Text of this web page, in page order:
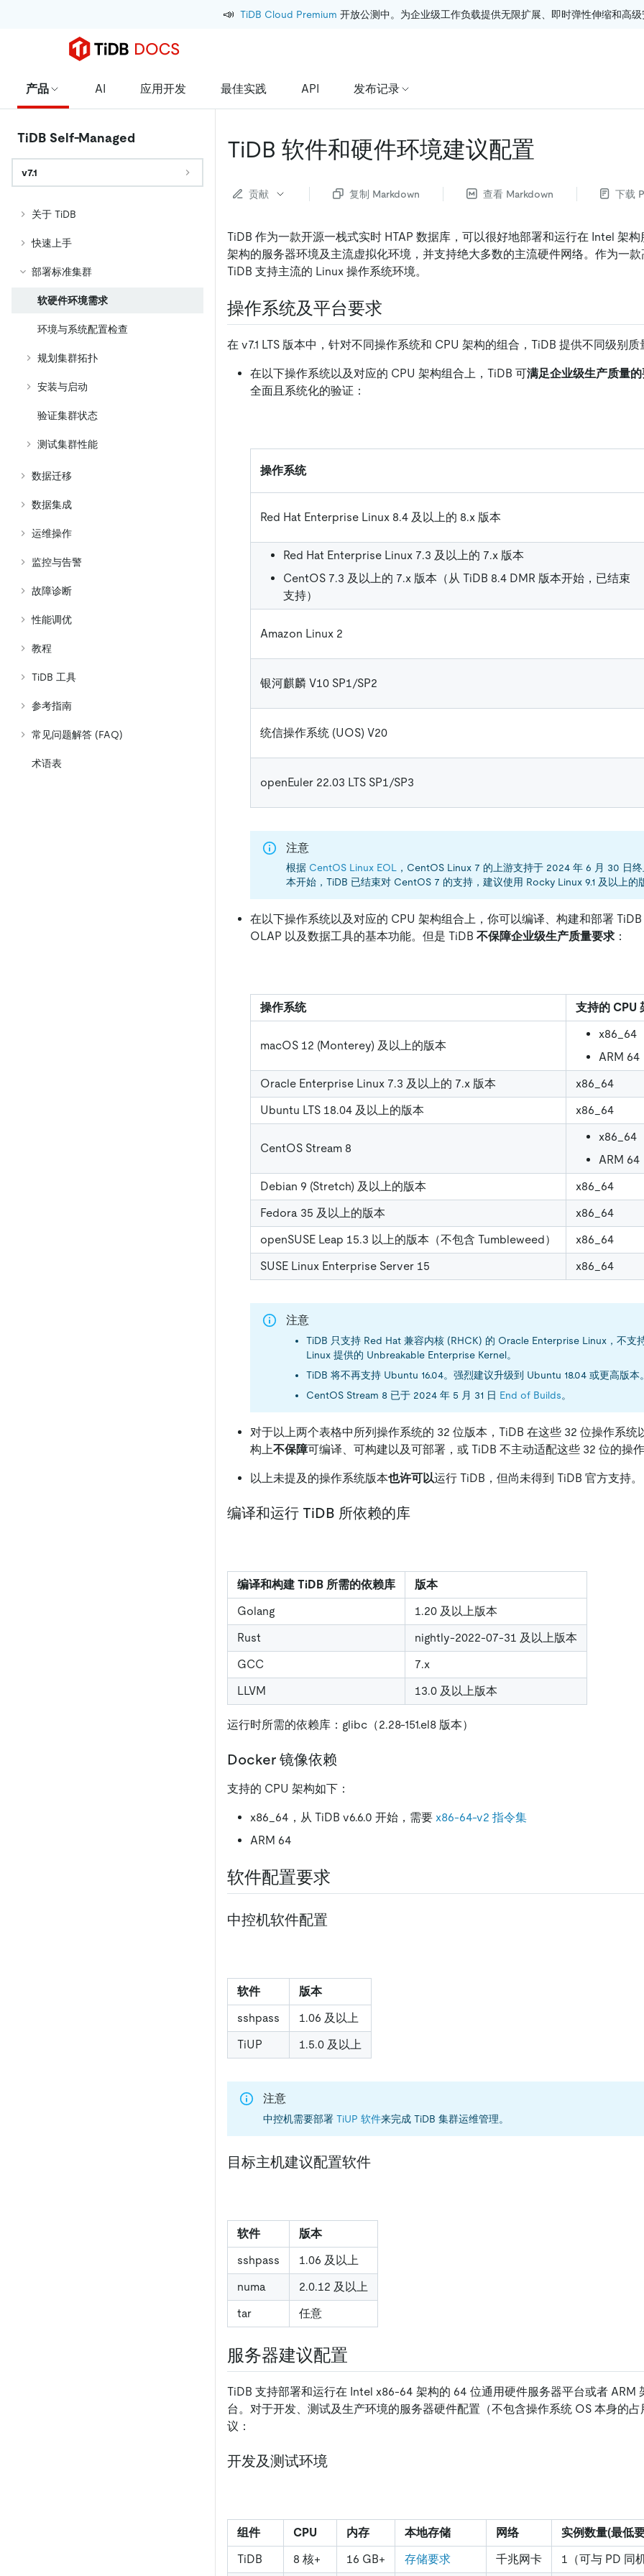
📣 TiDB Cloud Premium 开放公测中。为企业级工作负载提供无限扩展、即时弹性伸缩和高
产品 AI 应用开发 最佳实践 API 发布记录
TiDB Self-Managed
v7.1
关于 TiDB
快速上手
部署标准集群
软硬件环境需求
环境与系统配置检查
规划集群拓扑
安装与启动
验证集群状态
测试集群性能
数据迁移
数据集成
运维操作
监控与告警
故障诊断
性能调优
教程
TiDB 工具
参考指南
常见问题解答 (FAQ)
术语表
TiDB 软件和硬件环境建议配置
贡献 复制 Markdown 查看 Markdown 下载
TiDB 作为一款开源一栈式实时 HTAP 数据库，可以很好地部署和运行在 Intel 架
架构的服务器环境及主流虚拟化环境，并支持绝大多数的主流硬件网络。作为一
TiDB 支持主流的 Linux 操作系统环境。
操作系统及平台要求
在 v7.1 LTS 版本中，针对不同操作系统和 CPU 架构的组合，TiDB 提供不同级别
在以下操作系统以及对应的 CPU 架构组合上，TiDB 可满足企业级生产质量
全面且系统化的验证：
操作系统
Red Hat Enterprise Linux 8.4 及以上的 8.x 版本
Red Hat Enterprise Linux 7.3 及以上的 7.x 版本
CentOS 7.3 及以上的 7.x 版本（从 TiDB 8.4 DMR 版本开始，已结束
支持）
Amazon Linux 2
银河麒麟 V10 SP1/SP2
统信操作系统 (UOS) V20
openEuler 22.03 LTS SP1/SP3
注意
根据 CentOS Linux EOL ，CentOS Linux 7 的上游支持于 2024 年 6 月 30 日
本开始，TiDB 已结束对 CentOS 7 的支持，建议使用 Rocky Linux 9.1 及以上的
在以下操作系统以及对应的 CPU 架构组合上，你可以编译、构建和部署
OLAP 以及数据工具的基本功能。但是 TiDB 不保障企业级生产质量要求 ：
操作系统 支持的 CPU
macOS 12 (Monterey) 及以上的版本
x86_64
ARM 64
Oracle Enterprise Linux 7.3 及以上的 7.x 版本
x86_64
Ubuntu LTS 18.04 及以上的版本
x86_64
CentOS Stream 8
x86_64
ARM 64
Debian 9 (Stretch) 及以上的版本
x86_64
Fedora 35 及以上的版本
x86_64
openSUSE Leap 15.3 以上的版本（不包含 Tumbleweed）
x86_64
SUSE Linux Enterprise Server 15
x86_64
注意
TiDB 只支持 Red Hat 兼容内核 (RHCK) 的 Oracle Enterprise Linux，不支
Linux 提供的 Unbreakable Enterprise Kernel。
TiDB 将不再支持 Ubuntu 16.04。强烈建议升级到 Ubuntu 18.04 或更高版本
CentOS Stream 8 已于 2024 年 5 月 31 日 End of Builds。
对于以上两个表格中所列操作系统的 32 位版本，TiDB 在这些 32 位操作系统
构上不保障可编译、可构建以及可部署，或 TiDB 不主动适配这些 32 位的操
以上未提及的操作系统版本也许可以运行 TiDB，但尚未得到 TiDB 官方支持。
编译和运行 TiDB 所依赖的库
编译和构建 TiDB 所需的依赖库
版本
Golang
1.20 及以上版本
Rust
nightly-2022-07-31 及以上版本
GCC
7.x
LLVM
13.0 及以上版本
运行时所需的依赖库：glibc（2.28-151.el8 版本）
Docker 镜像依赖
支持的 CPU 架构如下：
x86_64，从 TiDB v6.6.0 开始，需要 x86-64-v2 指令集
ARM 64
软件配置要求
中控机软件配置
软件
版本
sshpass
1.06 及以上
TiUP
1.5.0 及以上
注意
中控机需要部署 TiUP 软件来完成 TiDB 集群运维管理。
目标主机建议配置软件
软件
版本
sshpass
1.06 及以上
numa
2.0.12 及以上
tar
任意
服务器建议配置
TiDB 支持部署和运行在 Intel x86-64 架构的 64 位通用硬件服务器平台或者 ARM
台。对于开发、测试及生产环境的服务器硬件配置（不包含操作系统 OS 本身的
议：
开发及测试环境
组件 CPU 内存 本地存储 网络
实例数量(最低
TiDB
8 核+ 16 GB+ 存储要求 千兆网卡 1（可与 PD 同